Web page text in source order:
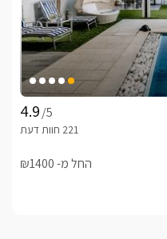
/5
החל מ- ₪1400